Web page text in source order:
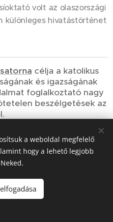
volt az olaszországi
különleges hivatástörténet
célja a katolikus
és igazságának
foglalkoztató nagy
beszélgetések az
Testvérek Társasága
fenntartva.
a weboldal megfelelő
hogy a lehető legjobb